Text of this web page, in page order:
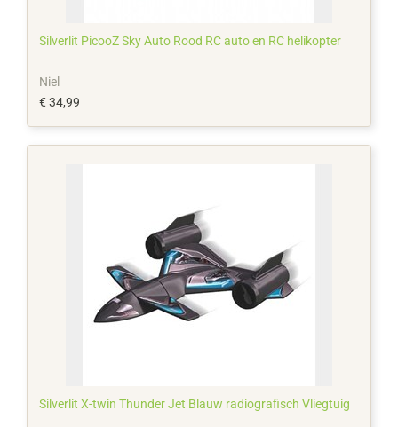
Silverlit PicooZ Sky Auto Rood RC auto en RC helikopter
Niel
€ 34,99
Silverlit X-twin Thunder Jet Blauw radiografisch Vliegtuig